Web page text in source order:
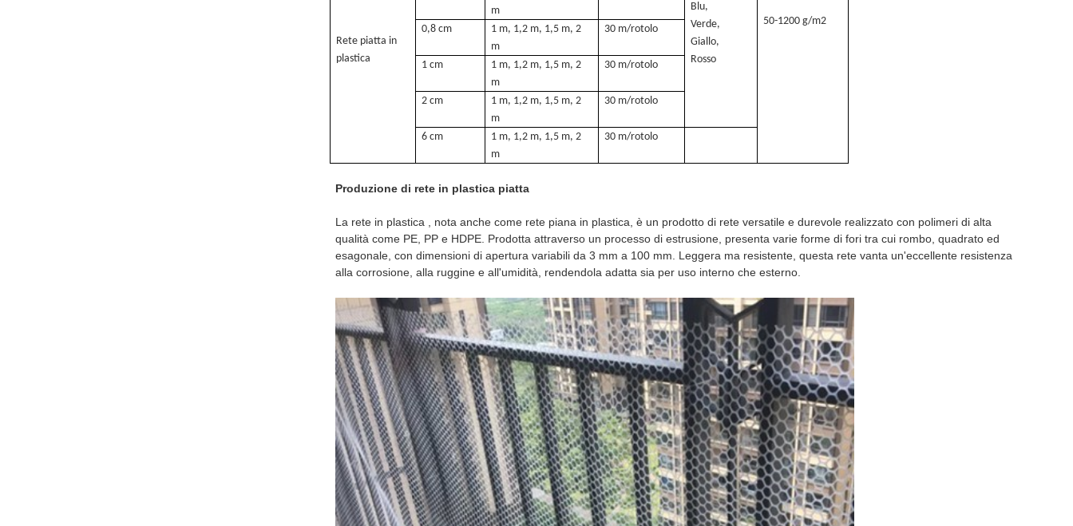
Rete piatta in
plastica
Blu,
Verde,
Giallo,
Rosso
50-1200 g/m2
m
0,8 cm
1 m, 1,2 m, 1,5 m, 2
m
30 m/rotolo
1 cm
1 m, 1,2 m, 1,5 m, 2
m
30 m/rotolo
2 cm
1 m, 1,2 m, 1,5 m, 2
m
30 m/rotolo
6 cm
1 m, 1,2 m, 1,5 m, 2
m
30 m/rotolo
Produzione di rete in plastica piatta
La rete in plastica , nota anche come rete piana in plastica, è un prodotto di rete versatile e durevole realizzato con polimeri di alta
qualità come PE, PP e HDPE. Prodotta attraverso un processo di estrusione, presenta varie forme di fori tra cui rombo, quadrato ed
esagonale, con dimensioni di apertura variabili da 3 mm a 100 mm. Leggera ma resistente, questa rete vanta un'eccellente resistenza
alla corrosione, alla ruggine e all'umidità, rendendola adatta sia per uso interno che esterno.